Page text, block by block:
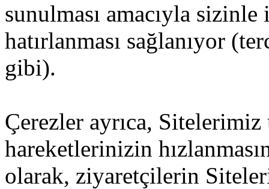
sunulması amacıyla
hatırlanması sağlanıyor
gibi).
Çerezler ayrıca,
hareketlerinizin
olarak, ziyaretçilerin